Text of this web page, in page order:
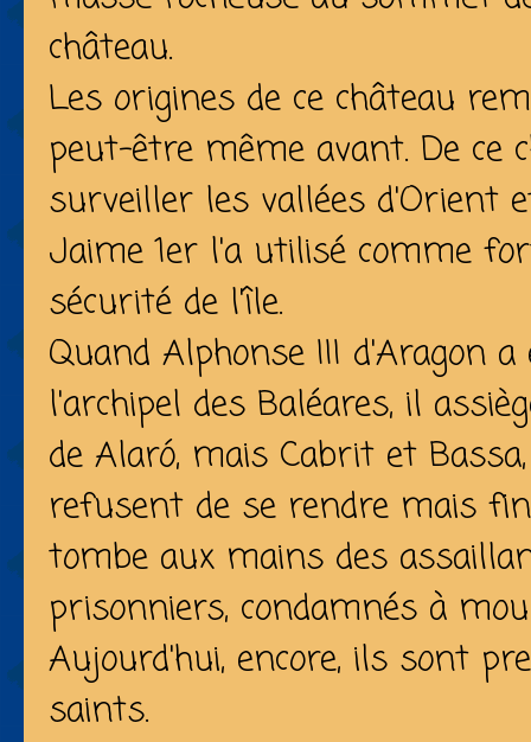
château.
Les origines de ce château
peut-être même avant. De ce
surveiller les vallées d'Orient
Jaime 1er l'a utilisé comme
sécurité de l'île.
Quand Alphonse III d'Aragon
l'archipel des Baléares, il
de Alaró, mais Cabrit et
refusent de se rendre mais
tombe aux mains des
prisonniers, condamnés à
Aujourd'hui, encore, ils sont
saints.